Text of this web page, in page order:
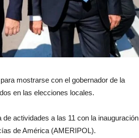
mostrarse con el gobernador de la
en las elecciones locales.
actividades a las 11 con la inauguración
de América (AMERIPOL).